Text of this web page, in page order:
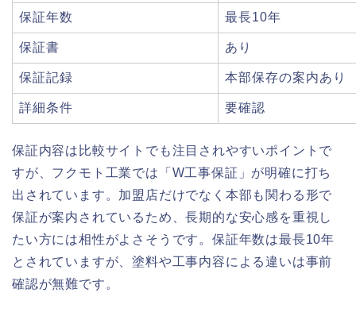
保証年数 最長10年
保証書 あり
保証記録 本部保存の案内あり
詳細条件 要確認
保証内容は比較サイトでも注目されやすいポイントで
すが、フクモト工業では「W工事保証」が明確に打ち
出されています。加盟店だけでなく本部も関わる形で
保証が案内されているため、長期的な安心感を重視し
たい方には相性がよさそうです。保証年数は最長10年
とされていますが、塗料や工事内容による違いは事前
確認が無難です。